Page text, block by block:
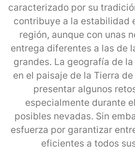
caracterizado por su
contribuye a la estabilidad
región, aunque con unas
entrega diferentes a las de
grandes. La geografía de
en el paisaje de la Tierra
presentar algunos
especialmente durante
posibles nevadas. Sin
esfuerza por garantizar
eficientes a todos